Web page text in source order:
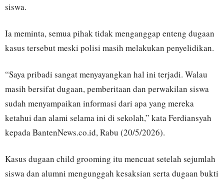
siswa.
Ia meminta, semua pihak tidak menganggap enteng dugaan
kasus tersebut meski polisi masih melakukan penyelidikan.
“Saya pribadi sangat menyayangkan hal ini terjadi. Walau
masih bersifat dugaan, pemberitaan dan perwakilan siswa
sudah menyampaikan informasi dari apa yang mereka
ketahui dan alami selama ini di sekolah,” kata Ferdiansyah
kepada BantenNews.co.id, Rabu (20/5/2026).
Kasus dugaan child grooming itu mencuat setelah sejumlah
siswa dan alumni mengunggah kesaksian serta dugaan bukti